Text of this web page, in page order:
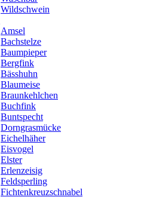
Wildschwein
Amsel
Bachstelze
Baumpieper
Bergfink
Bässhuhn
Blaumeise
Braunkehlchen
Buchfink
Buntspecht
Dorngrasmücke
Eichelhäher
Eisvogel
Elster
Erlenzeisig
Feldsperling
Fichtenkreuzschnabel